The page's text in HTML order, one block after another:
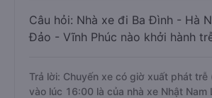
Câu hỏi: Nhà xe đi Ba Đình - Hà
Đảo - Vĩnh Phúc nào khởi hành
Trả lời: Chuyến xe có giờ xuất phát trễ
vào lúc 16:00 là của nhà xe Nhật Nam